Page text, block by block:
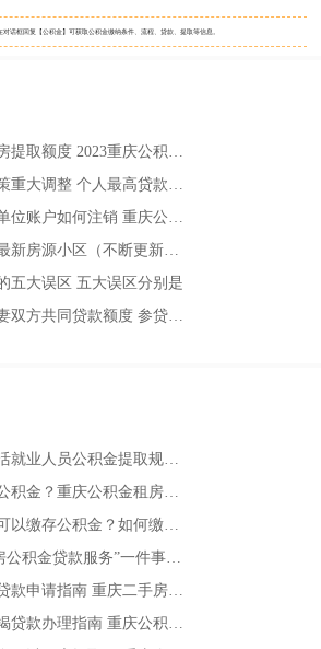
话框回复【公积金】可获取公积金缴纳条件、流程、贷款、提取等信息。
五大误区 五大误区分别是